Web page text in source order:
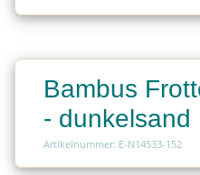
Bambus
- dunkelsand
Artikelnummer: E-N14533-152